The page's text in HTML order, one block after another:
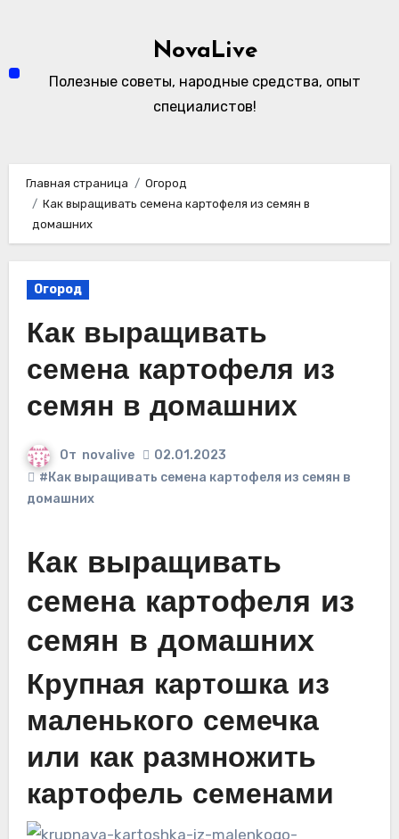
NovaLive
Полезные советы, народные средства, опыт
специалистов!
Главная страница
Огород
Как выращивать семена картофеля из семян в
домашних
Огород
Как выращивать
семена картофеля из
семян в домашних
От novalive
02.01.2023
#Как выращивать семена картофеля из семян в
домашних
Как выращивать
семена картофеля из
семян в домашних
Крупная картошка из
маленького семечка
или как размножить
картофель семенами